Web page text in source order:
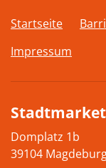
Startseite
Impressum
Domplatz 1b
39104